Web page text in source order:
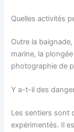
Quelles activités
Outre la
marine, la
photographie de
Y a-t-il des
Les sentiers sont
expérimentés. Il